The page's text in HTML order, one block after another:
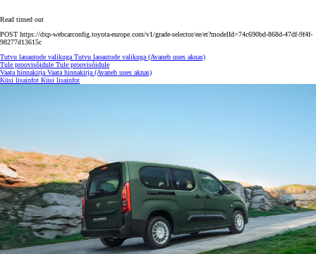
Read timed out
POST https://dxp-webcarconfig.toyota-europe.com/v1/grade-selector/ee/et?modelId=74c690bd-868d-47df-9f4f-
98277d13615c
Tutvu laoautode valikuga Tutvu laoautode valikuga (Avaneb uues aknas)
Tule proovisõidule Tule proovisõidule
Vaata hinnakirja Vaata hinnakirja (Avaneb uues aknas)
Küsi lisainfot Küsi lisainfot